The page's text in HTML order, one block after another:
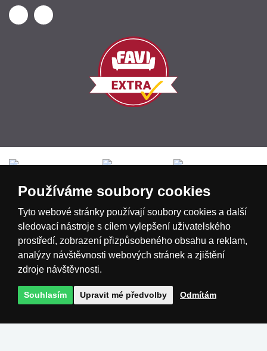
Magyarország Österreich België
Nederland
Používáme soubory cookies
Tyto webové stránky používají soubory cookies a další
sledovací nástroje s cílem vylepšení uživatelského
prostředí, zobrazení přizpůsobeného obsahu a reklam,
analýzy návštěvnosti webových stránek a zjištění
zdroje návštěvnosti.
Souhlasím Upravit mé předvolby Odmítám